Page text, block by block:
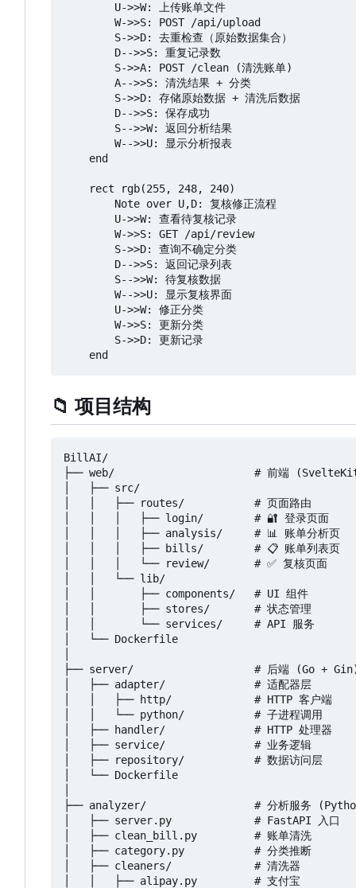
        U->>W: 上传账单文件
        W->>S: POST /api/upload
        S->>D: 去重检查（原始数据集合）
        D-->>S: 重复记录数
        S->>A: POST /clean (清洗账单)
        A-->>S: 清洗结果 + 分类
        S->>D: 存储原始数据 + 清洗后数据
        D-->>S: 保存成功
        S-->>W: 返回分析结果
        W-->>U: 显示分析报表
    end
    rect rgb(255, 248, 240)
        Note over U,D: 复核修正流程
        U->>W: 查看待复核记录
        W->>S: GET /api/review
        S->>D: 查询不确定分类
        D-->>S: 返回记录列表
        S-->>W: 待复核数据
        W-->>U: 显示复核界面
        U->>W: 修正分类
        W->>S: 更新分类
        S->>D: 更新记录
📁 项目结构
BillAI/
├── web/                      # 前端 (SvelteKit
│   ├── src/
│   │   ├── routes/           # 页面路由
│   │   │   ├── login/        # 🔐 登录页面
│   │   │   ├── analysis/     # 📊 账单分析页
│   │   │   ├── bills/        # 📋 账单列表页
│   │   │   └── review/       # ✅ 复核页面
│   │   └── lib/
│   │       ├── components/   # UI 组件
│   │       ├── stores/       # 状态管理
│   │       └── services/     # API 服务
│   └── Dockerfile
├── server/                   # 后端 (Go +
│   ├── adapter/              # 适配器层
│   │   ├── http/             # HTTP 客户端
│   │   └── python/           # 子进程调用
│   ├── handler/              # HTTP 处理器
│   ├── service/              # 业务逻辑
│   ├── repository/           # 数据访问层
│   └── Dockerfile
├── analyzer/                 # 分析服务
│   ├── server.py             # FastAPI 入口
│   ├── clean_bill.py         # 账单清洗
│   ├── category.py           # 分类推断
│   ├── cleaners/             # 清洗器
│   │   ├── alipay.py         # 支付宝